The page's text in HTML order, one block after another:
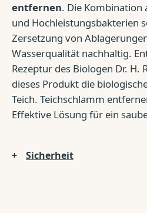
entfernen. Die
und Hochleistungsbakterien
Zersetzung von
Wasserqualität nachhaltig.
Rezeptur des Biologen Dr. H.
dieses Produkt die
Teich. Teichschlamm
Effektive Lösung für ein
Sicherheit